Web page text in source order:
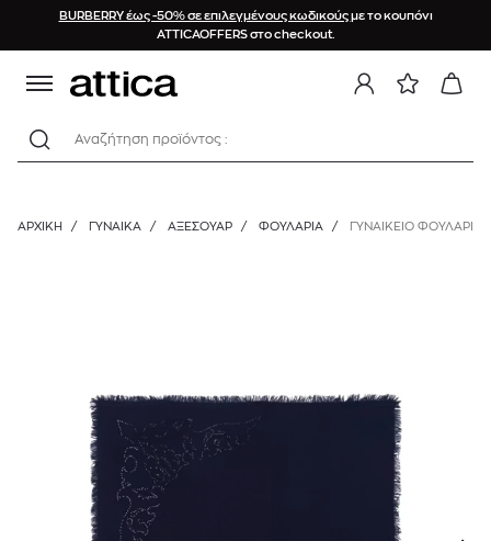
BURBERRY έως -50% σε επιλεγμένους κωδικούςμε το κουπόνι
ATTICAOFFERS στο checkout.
Αναζήτηση προϊόντος :
ΑΡΧΙΚΉ / ΓΥΝΑΙΚΑ / ΑΞΕΣΟΥΑΡ / ΦΟΥΛΆΡΙΑ / ΓΥΝΑΙΚΕΙΟ ΦΟΥΛΑΡΙ